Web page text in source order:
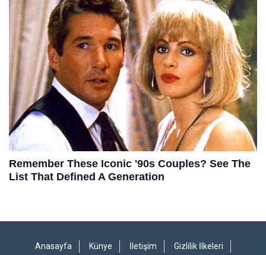
Anasayfa Künye İletişim
Gizlilik İlkeleri